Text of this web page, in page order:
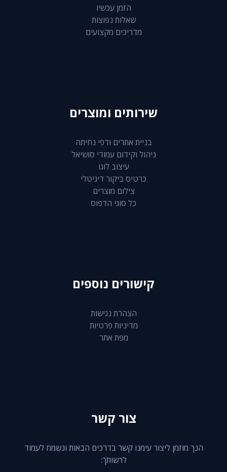
הזמן עכשיו
שאלות נפוצות
מדריכים מקצועים
שירותים ומוצרים
בניית אתרים ודפי נחיתה
ניהול וקידום עמודי סושיאל
עיצוב לוגו
כרטיס ביקור דיגיטלי
צילום מוצרים
כל סוגי הדפוס
קישורים נוספים
הצהרת נגישות
מדיניות פרטיות
מפת אתר
צור קשר
הנך מוזמן ליצור עימנו קשר בדרכים הבאות ונשמח לעמוד
לרשותך: